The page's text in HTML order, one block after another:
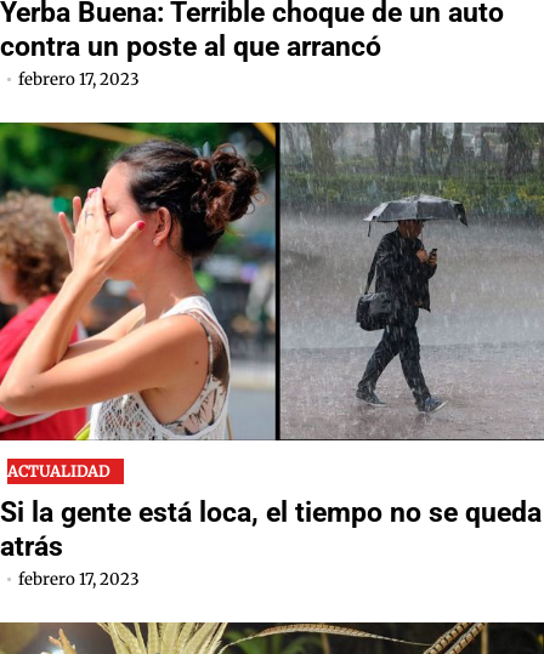
Yerba Buena: Terrible choque de un auto
contra un poste al que arrancó
febrero 17, 2023
ACTUALIDAD
Si la gente está loca, el tiempo no se queda
atrás
febrero 17, 2023